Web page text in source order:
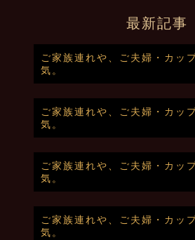
最新記事
ご家族連れや、ご夫婦・カッ
気。
ご家族連れや、ご夫婦・カッ
気。
ご家族連れや、ご夫婦・カッ
気。
ご家族連れや、ご夫婦・カッ
気。